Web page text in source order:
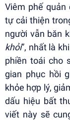
Viêm phế quản
tự cải thiện
người vẫn băn
khỏi”, nhất là
phiền toái cho
gian phục hồi
khỏe hợp lý,
dấu hiệu bất
viết này sẽ